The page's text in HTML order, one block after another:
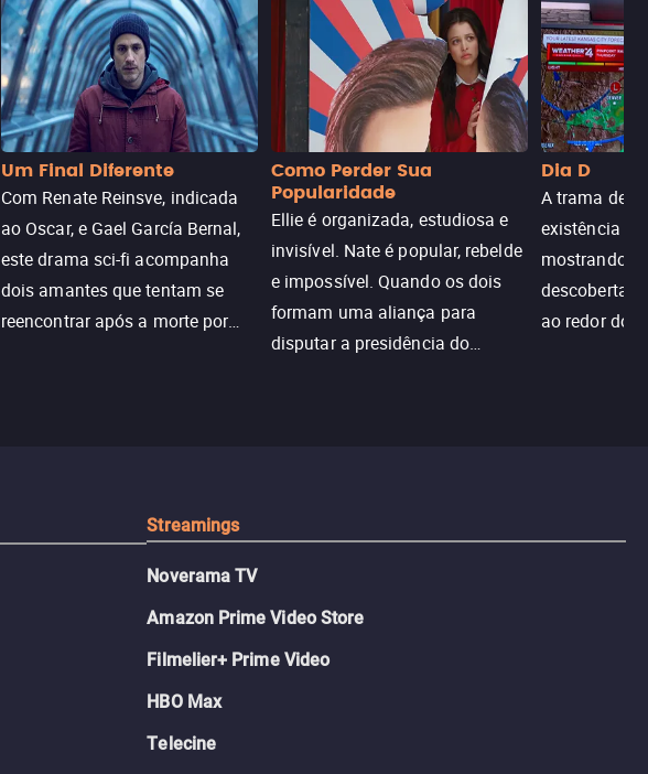
Um Final Diferente
Com Renate Reinsve, indicada
ao Oscar, e Gael García Bernal,
este drama sci-fi acompanha
dois amantes que tentam se
reencontrar após a morte por
Como Perder Sua
Popularidade
Ellie é organizada, estudiosa e
invisível. Nate é popular, rebelde
e impossível. Quando os dois
formam uma aliança para
disputar a presidência do
Dia D
A trama de
existência
mostrando
descoberta
ao redor do
Streamings
Noverama TV
Amazon Prime Video Store
Filmelier+ Prime Video
HBO Max
Telecine